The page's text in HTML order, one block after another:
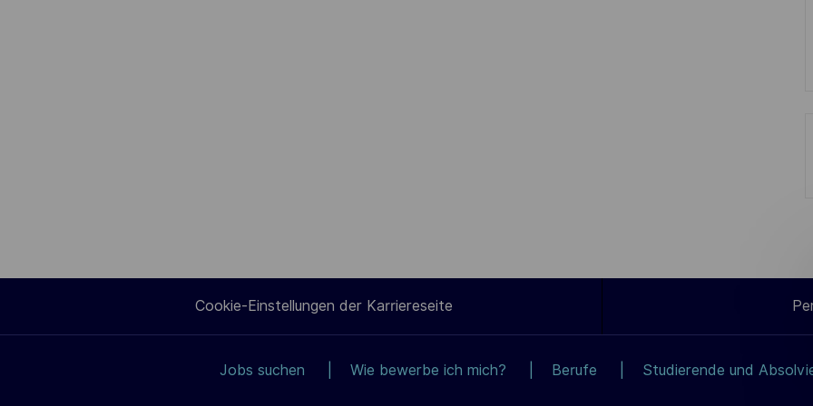
Cookie-Einstellungen der Karriereseite
Jobs suchen Wie bewerbe ich mich? Berufe Studierende und